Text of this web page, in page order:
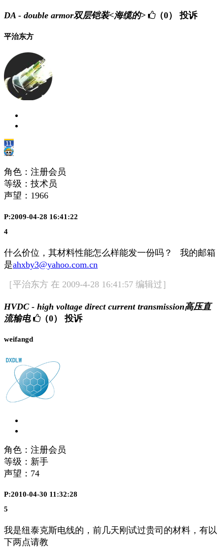
DA - double armor双层铠装<海缆的> （0） 投诉
平治东方
角色：注册会员
等级：技术员
声望： 1966
P:2009-04-28 16:41:22
4
什么价位，其材料性能怎么样能发一份吗？ 我的邮箱
是ahxby3@yahoo.com.cn
［平治东方 在 2009-4-28 16:41:57 编辑过］
HVDC - high voltage direct current transmission高压直
流输电
（0） 投诉
weifangd
角色：注册会员
等级：新手
声望： 74
P:2010-04-30 11:32:28
5
我是纽泰克斯电线的，前几天刚试过贵司的材料，有以
下两点请教